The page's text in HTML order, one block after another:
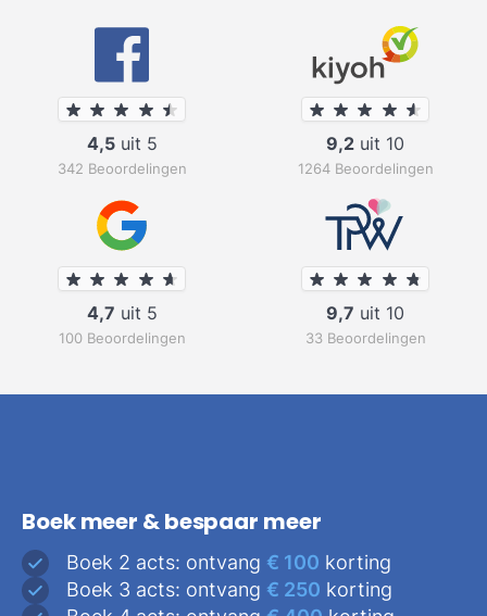
4,5uit 5
342 Beoordelingen
9,2 uit 10
1264 Beoordelingen
4,7 uit 5
100 Beoordelingen
9,7 uit 10
33 Beoordelingen
Boek meer & bespaar meer
Boek 2 acts: ontvang € 100 korting
Boek 3 acts: ontvang € 250 korting